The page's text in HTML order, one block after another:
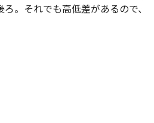
。それでも高低差があるので、